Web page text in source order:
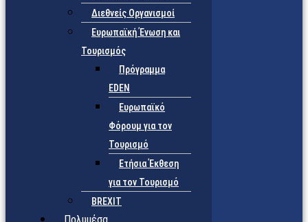
Διεθνείς Οργανισμοί
Ευρωπαϊκή Ένωση και
Τουρισμός
Πρόγραμμα
EDEN
Ευρωπαϊκό
Φόρουμ για τον
Τουρισμό
Ετήσια Έκθεση
για τον Τουρισμό
BREXIT